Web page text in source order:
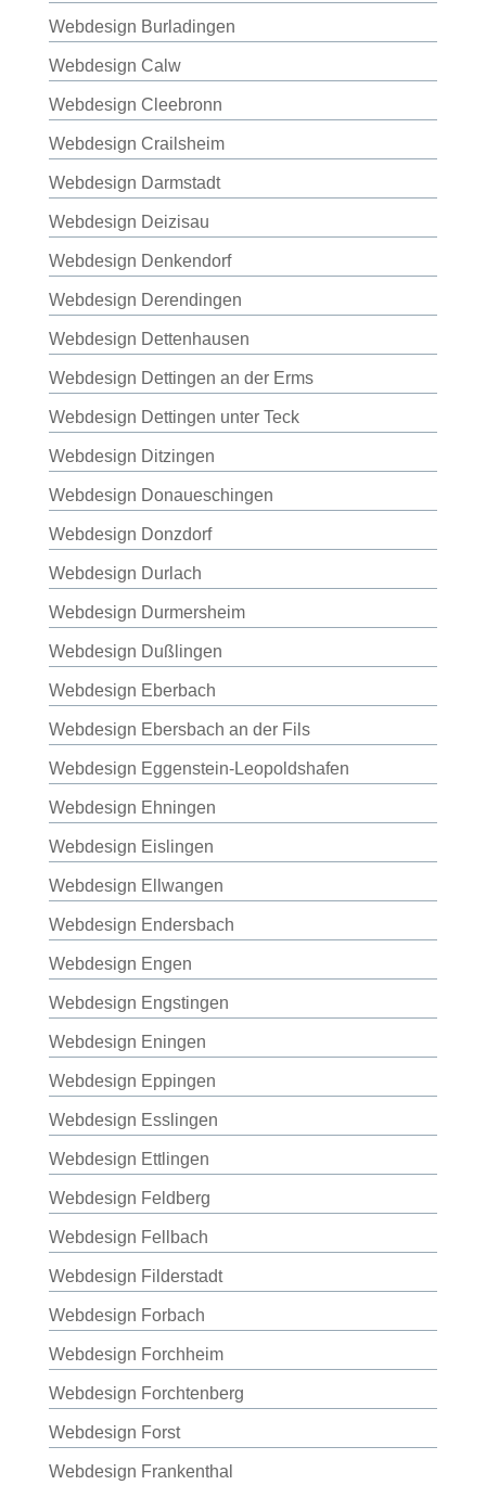
Webdesign Burladingen
Webdesign Calw
Webdesign Cleebronn
Webdesign Crailsheim
Webdesign Darmstadt
Webdesign Deizisau
Webdesign Denkendorf
Webdesign Derendingen
Webdesign Dettenhausen
Webdesign Dettingen an der Erms
Webdesign Dettingen unter Teck
Webdesign Ditzingen
Webdesign Donaueschingen
Webdesign Donzdorf
Webdesign Durlach
Webdesign Durmersheim
Webdesign Dußlingen
Webdesign Eberbach
Webdesign Ebersbach an der Fils
Webdesign Eggenstein-Leopoldshafen
Webdesign Ehningen
Webdesign Eislingen
Webdesign Ellwangen
Webdesign Endersbach
Webdesign Engen
Webdesign Engstingen
Webdesign Eningen
Webdesign Eppingen
Webdesign Esslingen
Webdesign Ettlingen
Webdesign Feldberg
Webdesign Fellbach
Webdesign Filderstadt
Webdesign Forbach
Webdesign Forchheim
Webdesign Forchtenberg
Webdesign Forst
Webdesign Frankenthal